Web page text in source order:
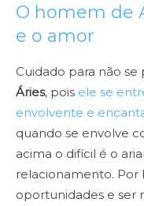
O homem de
e o amor
Cuidado para não
Áries, pois ele se
envolvente e
quando se envolve
acima o difícil é o
relacionamento. Por
oportunidades e ser